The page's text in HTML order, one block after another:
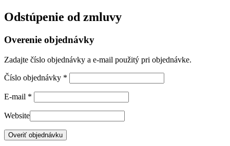
Odstúpenie od zmluvy
Overenie objednávky
Zadajte číslo objednávky a e-mail použitý pri objednávke.
Číslo objednávky *
E-mail *
Website
Overiť objednávku